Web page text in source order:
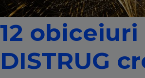
12 obiceiuri
DISTRUG